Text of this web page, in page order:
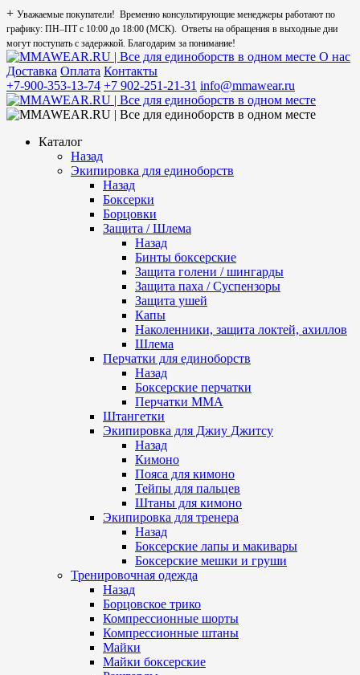
+ Уважаемые покупатели! Временно консультирующие менеджеры работают по
графику: ПН–ПТ с 10:00 до 18:00 (МСК). Ответы на обращения в выходные дни
могут поступать с задержкой. Благодарим за понимание!
О нас
Доставка Оплата Контакты
+7-900-353-13-74 +7 902-251-21-31 info@mmawear.ru
Каталог
Назад
Экипировка для единоборств
Назад
Боксерки
Борцовки
Защита / Шлема
Назад
Бинты боксерские
Защита голени / шингарды
Защита паха / Суспензоры
Защита ушей
Капы
Наколенники, защита локтей, ахиллов
Шлема
Перчатки для единоборств
Назад
Боксерские перчатки
Перчатки ММА
Штангетки
Экипировка для Джиу Джитсу
Назад
Кимоно
Пояса для кимоно
Тейпы для пальцев
Штаны для кимоно
Экипировка для тренера
Назад
Боксерские лапы и макивары
Боксерские мешки и груши
Тренировочная одежда
Назад
Борцовское трико
Компрессионные шорты
Компрессионные штаны
Майки
Майки боксерские